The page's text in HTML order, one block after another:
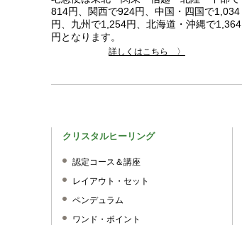
814円、関西で924円、中国・四国で1,034
円、九州で1,254円、北海道・沖縄で1,364
円となります。
詳しくはこちら 〉
クリスタルヒーリング
認定コース＆講座
レイアウト・セット
ペンデュラム
ワンド・ポイント